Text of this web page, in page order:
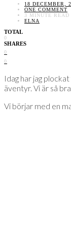
18 DECEMBER,
ONE COMMENT
3 MINUTE READ
ELNA
TOTAL
0
SHARES
0
0
Idag har jag
äventyr. Vi är så
Vi börjar med en